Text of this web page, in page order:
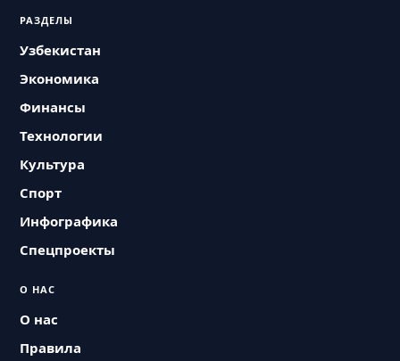
РАЗДЕЛЫ
Узбекистан
Экономика
Финансы
Технологии
Культура
Спорт
Инфографика
Спецпроекты
О НАС
О нас
Правила